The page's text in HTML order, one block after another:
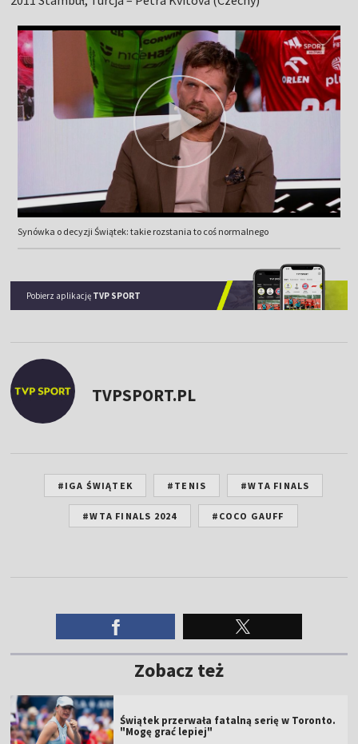
Synówka o decyzji Świątek: takie rozstania to coś normalnego
Pobierz aplikację TVP SPORT
TVPSPORT.PL
#IGA ŚWIĄTEK #TENIS #WTA FINALS
#WTA FINALS 2024 #COCO GAUFF
Zobacz też
Świątek przerwała fatalną serię w Toronto.
"Mogę grać lepiej"